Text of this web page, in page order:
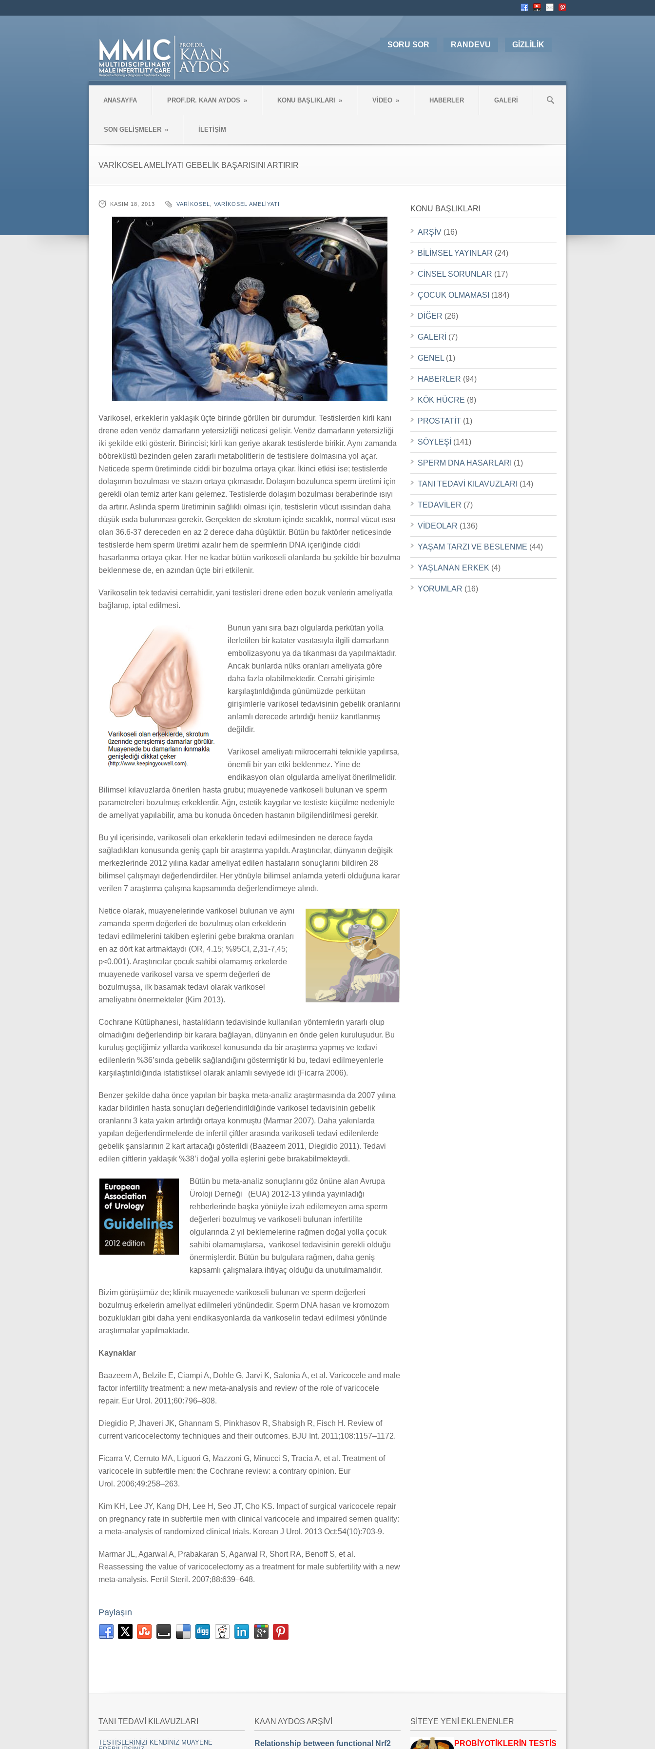
SORU SOR RANDEVU GİZLİLİK
ANASAYFA PROF.DR. KAAN AYDOS » KONU BAŞLIKLARI » VİDEO » HABERLER GALERİ
SON GELİŞMELER » İLETİŞİM
VARİKOSEL AMELİYATI GEBELİK BAŞARISINI ARTIRIR
KASIM 18, 2013 VARIKOSEL VARIKOSEL AMELIYATI
Varikosel, erkeklerin yaklaşık üçte birinde görülen bir durumdur. Testislerden kirli kanı
drene eden venöz damarların yetersizliği neticesi gelişir. Venöz damarların yetersizliği
iki şekilde etki gösterir. Birincisi; kirli kan geriye akarak testislerde birikir. Aynı zamanda
böbreküstü bezinden gelen zararlı metabolitlerin de testislere dolmasına yol açar.
Neticede sperm üretiminde ciddi bir bozulma ortaya çıkar. İkinci etkisi ise; testislerde
dolaşımın bozulması ve stazın ortaya çıkmasıdır. Dolaşım bozulunca sperm üretimi için
gerekli olan temiz arter kanı gelemez. Testislerde dolaşım bozulması beraberinde ısıyı
da artırır. Aslında sperm üretiminin sağlıklı olması için, testislerin vücut ısısından daha
düşük ısıda bulunması gerekir. Gerçekten de skrotum içinde sıcaklık, normal vücut ısısı
olan 36.6-37 dereceden en az 2 derece daha düşüktür. Bütün bu faktörler neticesinde
testislerde hem sperm üretimi azalır hem de spermlerin DNA içeriğinde ciddi
hasarlanma ortaya çıkar. Her ne kadar bütün varikoseli olanlarda bu şekilde bir bozulma
beklenmese de, en azından üçte biri etkilenir.
Varikoselin tek tedavisi cerrahidir, yani testisleri drene eden bozuk venlerin ameliyatla
bağlanıp, iptal edilmesi.
Bunun yanı sıra bazı olgularda perkütan yolla
ilerletilen bir katater vasıtasıyla ilgili damarların
embolizasyonu ya da tıkanması da yapılmaktadır.
Ancak bunlarda nüks oranları ameliyata göre
daha fazla olabilmektedir. Cerrahi girişimle
karşılaştırıldığında günümüzde perkütan
girişimlerle varikosel tedavisinin gebelik oranlarını
anlamlı derecede artırdığı henüz kanıtlanmış
değildir.
Varikosel ameliyatı mikrocerrahi teknikle yapılırsa,
önemli bir yan etki beklenmez. Yine de
endikasyon olan olgularda ameliyat önerilmelidir.
Bilimsel kılavuzlarda önerilen hasta grubu; muayenede varikoseli bulunan ve sperm
parametreleri bozulmuş erkeklerdir. Ağrı, estetik kaygılar ve testiste küçülme nedeniyle
de ameliyat yapılabilir, ama bu konuda önceden hastanın bilgilendirilmesi gerekir.
Bu yıl içerisinde, varikoseli olan erkeklerin tedavi edilmesinden ne derece fayda
sağladıkları konusunda geniş çaplı bir araştırma yapıldı. Araştırıcılar, dünyanın değişik
merkezlerinde 2012 yılına kadar ameliyat edilen hastaların sonuçlarını bildiren 28
bilimsel çalışmayı değerlendirdiler. Her yönüyle bilimsel anlamda yeterli olduğuna karar
verilen 7 araştırma çalışma kapsamında değerlendirmeye alındı.
Netice olarak, muayenelerinde varikosel bulunan ve aynı
zamanda sperm değerleri de bozulmuş olan erkeklerin
tedavi edilmelerini takiben eşlerini gebe bırakma oranları
en az dört kat artmaktaydı (OR, 4.15; %95CI, 2,31-7,45;
p<0.001). Araştırıcılar çocuk sahibi olamamış erkelerde
muayenede varikosel varsa ve sperm değerleri de
bozulmuşsa, ilk basamak tedavi olarak varikosel
ameliyatını önermekteler (Kim 2013).
Cochrane Kütüphanesi, hastalıkların tedavisinde kullanılan yöntemlerin yararlı olup
olmadığını değerlendirip bir karara bağlayan, dünyanın en önde gelen kuruluşudur. Bu
kuruluş geçtiğimiz yıllarda varikosel konusunda da bir araştırma yapmış ve tedavi
edilenlerin %36’sında gebelik sağlandığını göstermiştir ki bu, tedavi edilmeyenlerle
karşılaştırıldığında istatistiksel olarak anlamlı seviyede idi (Ficarra 2006).
Benzer şekilde daha önce yapılan bir başka meta-analiz araştırmasında da 2007 yılına
kadar bildirilen hasta sonuçları değerlendirildiğinde varikosel tedavisinin gebelik
oranlarını 3 kata yakın artırdığı ortaya konmuştu (Marmar 2007). Daha yakınlarda
yapılan değerlendirmelerde de infertil çiftler arasında varikoseli tedavi edilenlerde
gebelik şanslarının 2 kart artacağı gösterildi (Baazeem 2011, Diegidio 2011). Tedavi
edilen çiftlerin yaklaşık %38’i doğal yolla eşlerini gebe bırakabilmekteydi.
Bütün bu meta-analiz sonuçlarını göz önüne alan Avrupa
Üroloji Derneği (EUA) 2012-13 yılında yayınladığı
rehberlerinde başka yönüyle izah edilemeyen ama sperm
değerleri bozulmuş ve varikoseli bulunan infertilite
olgularında 2 yıl beklemelerine rağmen doğal yolla çocuk
sahibi olamamışlarsa, varikosel tedavisinin gerekli olduğu
önermişlerdir. Bütün bu bulgulara rağmen, daha geniş
kapsamlı çalışmalara ihtiyaç olduğu da unutulmamalıdır.
Bizim görüşümüz de; klinik muayenede varikoseli bulunan ve sperm değerleri
bozulmuş erkelerin ameliyat edilmeleri yönündedir. Sperm DNA hasarı ve kromozom
bozuklukları gibi daha yeni endikasyonlarda da varikoselin tedavi edilmesi yönünde
araştırmalar yapılmaktadır.
Kaynaklar
Baazeem A, Belzile E, Ciampi A, Dohle G, Jarvi K, Salonia A, et al. Varicocele and male
factor infertility treatment: a new meta-analysis and review of the role of varicocele
repair. Eur Urol. 2011;60:796–808.
Diegidio P, Jhaveri JK, Ghannam S, Pinkhasov R, Shabsigh R, Fisch H. Review of
current varicocelectomy techniques and their outcomes. BJU Int. 2011;108:1157–1172.
Ficarra V, Cerruto MA, Liguori G, Mazzoni G, Minucci S, Tracia A, et al. Treatment of
varicocele in subfertile men: the Cochrane review: a contrary opinion. Eur
Urol. 2006;49:258–263.
Kim KH, Lee JY, Kang DH, Lee H, Seo JT, Cho KS. Impact of surgical varicocele repair
on pregnancy rate in subfertile men with clinical varicocele and impaired semen quality:
a meta-analysis of randomized clinical trials. Korean J Urol. 2013 Oct;54(10):703-9.
Marmar JL, Agarwal A, Prabakaran S, Agarwal R, Short RA, Benoff S, et al.
Reassessing the value of varicocelectomy as a treatment for male subfertility with a new
meta-analysis. Fertil Steril. 2007;88:639–648.
Paylaşın
KONU BAŞLIKLARI
ARŞİV (16)
BİLİMSEL YAYINLAR (24)
CİNSEL SORUNLAR (17)
ÇOCUK OLMAMASI (184)
DİĞER (26)
GALERİ (7)
GENEL (1)
HABERLER (94)
KÖK HÜCRE (8)
PROSTATİT (1)
SÖYLEŞİ (141)
SPERM DNA HASARLARI (1)
TANI TEDAVİ KILAVUZLARI (14)
TEDAVİLER (7)
VİDEOLAR (136)
YAŞAM TARZI VE BESLENME (44)
YAŞLANAN ERKEK (4)
YORUMLAR (16)
TANI TEDAVİ KILAVUZLARI
TESTİSLERİNİZİ KENDİNİZ MUAYENE
KAAN AYDOS ARŞİVİ
Relationship between functional Nrf2
SİTEYE YENİ EKLENENLER
PROBİYOTİKLERİN TESTİS